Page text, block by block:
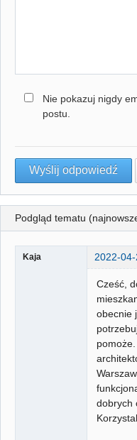
Nie pokazuj nigdy
postu.
Podgląd tematu
Kaja 2022-
Cześć,
obecnie
dobrych